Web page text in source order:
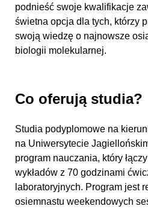
podnieść swoje kwalifikacje
świetna opcja dla tych, którzy
swoją wiedzę o najnowsze
biologii molekularnej.
Co oferują studia?
Studia podyplomowe na
na Uniwersytecie
program nauczania, który
wykładów z 70 godzinami
laboratoryjnych. Program jest
osiemnastu weekendowych